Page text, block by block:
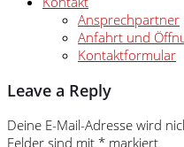
Ansprechpartner
Anfahrt und
Kontaktformular
Leave a Reply
Deine E-Mail-Adresse wird
Felder sind mit * markiert